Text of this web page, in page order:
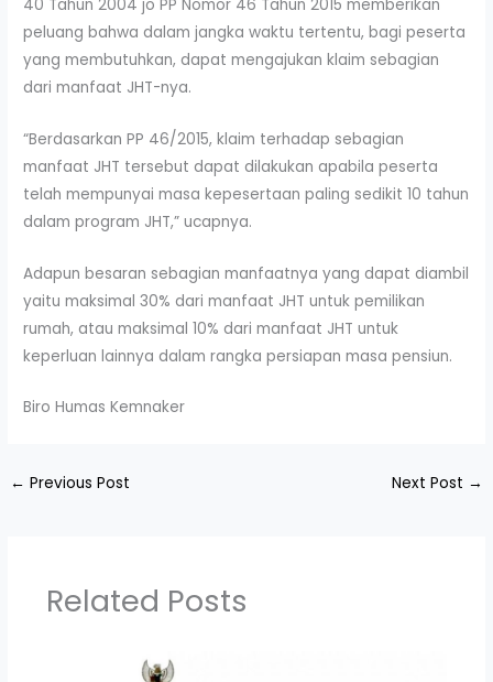
40 Tahun 2004 jo PP Nomor 46 Tahun 2015 memberikan
peluang bahwa dalam jangka waktu tertentu, bagi peserta
yang membutuhkan, dapat mengajukan klaim sebagian
dari manfaat JHT-nya.
“Berdasarkan PP 46/2015, klaim terhadap sebagian
manfaat JHT tersebut dapat dilakukan apabila peserta
telah mempunyai masa kepesertaan paling sedikit 10 tahun
dalam program JHT,” ucapnya.
Adapun besaran sebagian manfaatnya yang dapat diambil
yaitu maksimal 30% dari manfaat JHT untuk pemilikan
rumah, atau maksimal 10% dari manfaat JHT untuk
keperluan lainnya dalam rangka persiapan masa pensiun.
Biro Humas Kemnaker
← Previous Post Next Post →
Related Posts